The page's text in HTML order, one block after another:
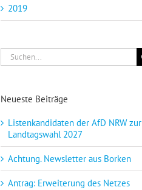
2019
Suche
nach:
Neueste Beiträge
Listenkandidaten der AfD NRW zur
Landtagswahl 2027
Achtung. Newsletter aus Borken
Antrag: Erweiterung des Netzes